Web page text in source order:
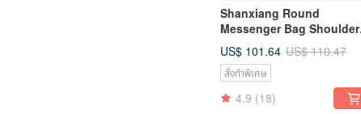
Shanxiang Round
Messenger Bag Shoulder
Bag Japanese Canvas
Leather Strap
US$ 101.64 US$ 110.47
สั่งทำพิเศษ
4.9 (18)